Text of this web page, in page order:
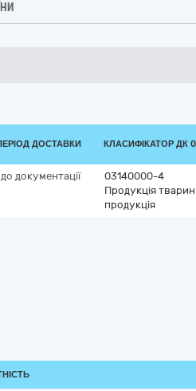
ДОСТАВКИ КЛАСИФІКАТОР ДК
документації
03140000-4
Продукція
продукція